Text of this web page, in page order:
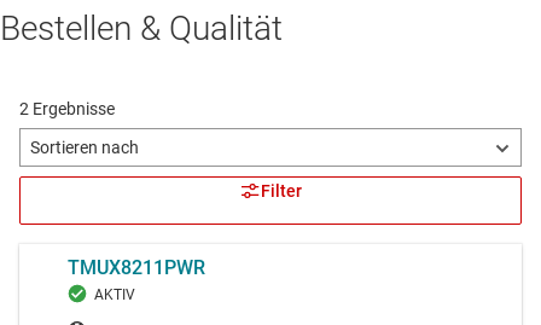
Bestellen & Qualität